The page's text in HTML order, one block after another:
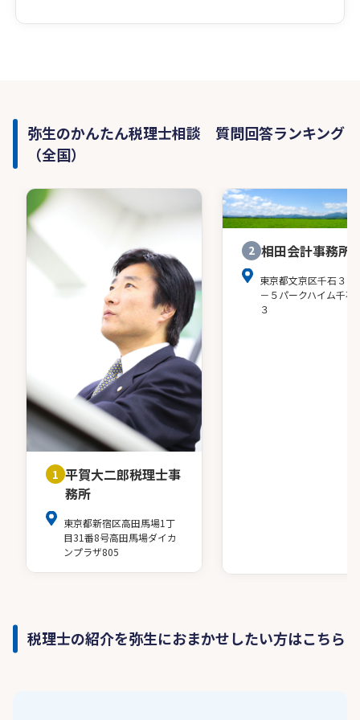
弥生のかんたん税理士相談 質問回答ランキング
（全国）
1 平賀大二郎税理士事
務所
東京都新宿区高田馬場1丁
目31番8号高田馬場ダイカ
ンプラザ805
2 相田会計事務所
東京都文京区千石３－
－５パークハイム千石
３
税理士の紹介を弥生におまかせしたい方はこちら